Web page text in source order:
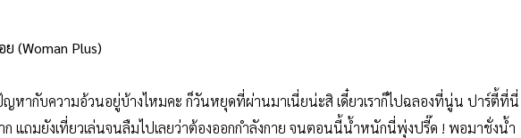
(Woman Plus)
หากับความอ้วนอยู่บ้างไหมคะ ก็วันหยุดที่ผ่านมาเนี่ยน่ะสิ เดี๋ยวเราก็ไปฉลองที่นู่น ปาร์ตี้ที่นี่
ก แถมยังเที่ยวเล่นจนลืมไปเลยว่าต้องออกกำลังกาย จนตอนนี้น้ำหนักนี่พุ่งปรี๊ด ! พอมาชั่งน้ำ